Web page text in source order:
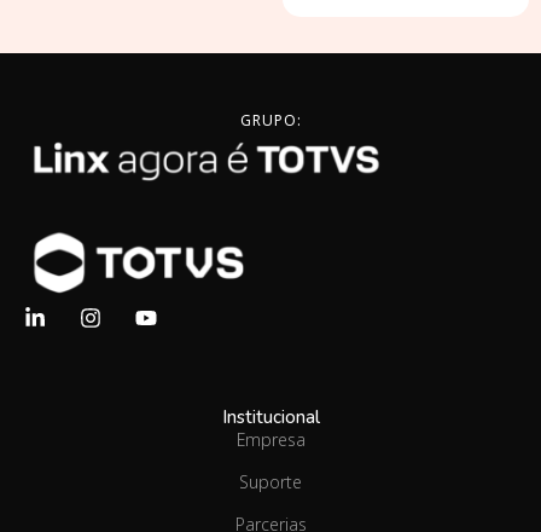
GRUPO:
Institucional
Empresa
Suporte
Parcerias